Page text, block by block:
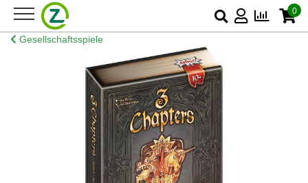
0
Gesellschaftsspiele